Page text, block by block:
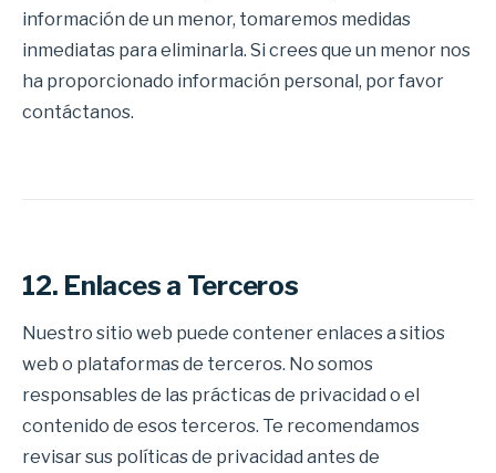
información de un menor, tomaremos medidas
inmediatas para eliminarla. Si crees que un menor nos
ha proporcionado información personal, por favor
contáctanos.
12. Enlaces a Terceros
Nuestro sitio web puede contener enlaces a sitios
web o plataformas de terceros. No somos
responsables de las prácticas de privacidad o el
contenido de esos terceros. Te recomendamos
revisar sus políticas de privacidad antes de